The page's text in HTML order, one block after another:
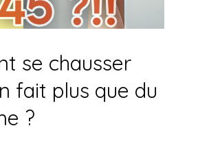
se chausser
fait plus que du
?